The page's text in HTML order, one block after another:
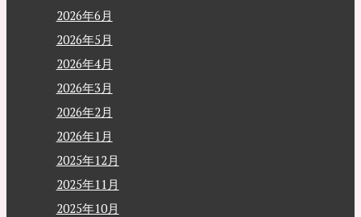
2026年6月
2026年5月
2026年4月
2026年3月
2026年2月
2026年1月
2025年12月
2025年11月
2025年10月